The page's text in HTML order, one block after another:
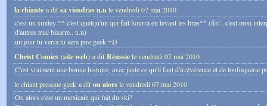
la chiante a dit sa viendras u.ule vendredi 07 mai 2010
c'est un smiley ^^ c'est quelqu'un qui fait hourra en levant les bras^^ (fin'.. c'est mon
d'autres truc bizarre.. u.u)
un jour tu verra tu sera pire geek =D
Christ Comics (site web) a dit Réussiele vendredi 07 mai 2010
C'est vraiment une bonne histoire, avec juste ce qu'il faut d'irrévérence et de loufoquerie
le chiant presque geek a dit ou alorsle vendredi 07 mai 2010
Ou alors c'est un mexicain qui fait du ski?